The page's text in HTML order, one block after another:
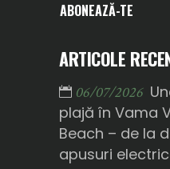
ABONEAZĂ-TE
ARTICOLE
06/07/2026
plajă în Vama
Beach – de la
apusuri